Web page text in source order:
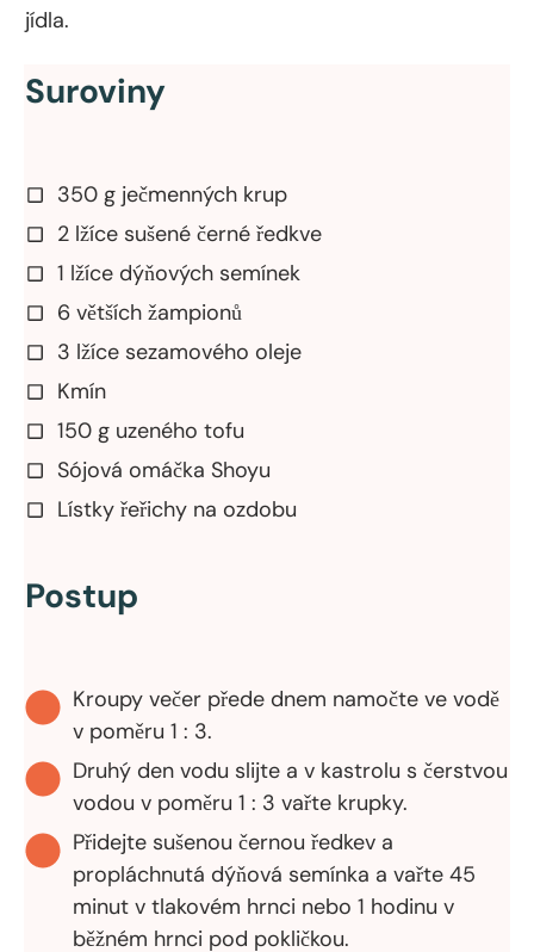
jídla.
Suroviny
350 g ječmenných krup
2 lžíce sušené černé ředkve
1 lžíce dýňových semínek
6 větších žampionů
3 lžíce sezamového oleje
Kmín
150 g uzeného tofu
Sójová omáčka Shoyu
Lístky řeřichy na ozdobu
Postup
Kroupy večer přede dnem namočte ve vodě
v poměru 1 : 3.
Druhý den vodu slijte a v kastrolu s čerstvou
vodou v poměru 1 : 3 vařte krupky.
Přidejte sušenou černou ředkev a
propláchnutá dýňová semínka a vařte 45
minut v tlakovém hrnci nebo 1 hodinu v
běžném hrnci pod pokličkou.